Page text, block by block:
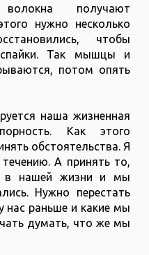
получают
нужно несколько
чтобы
спайки. Так мышцы и
потом опять
наша жизненная
Как этого
обстоятельства. Я
А принять то,
в нашей жизни и мы
Нужно перестать
нас раньше и какие мы
думать, что же мы